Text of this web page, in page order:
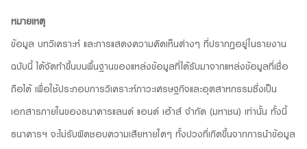
หมายเหตุ
ข้อมูล บทวิเคราะห์ และการแสดงความคิดเห็นต่างๆ ที่ปรากฏอยู่ในรายงาน
ฉบับนี้ ได้จัดทำขึ้นบนพื้นฐานของแหล่งข้อมูลที่ได้รับมาจากแหล่งข้อมูลที่เชื่อ
ถือได้ เพื่อใช้ประกอบการวิเคราะห์ภาวะเศรษฐกิจและอุตสาหกรรมซึ่งเป็น
เอกสารภายในของธนาคารแลนด์ แอนด์ เฮ้าส์ จำกัด (มหาชน) เท่านั้น ทั้งนี้
ธนาคารฯ จะไม่รับผิดชอบความเสียหายใดๆ ทั้งปวงที่เกิดขึ้นจากการนำข้อมูล